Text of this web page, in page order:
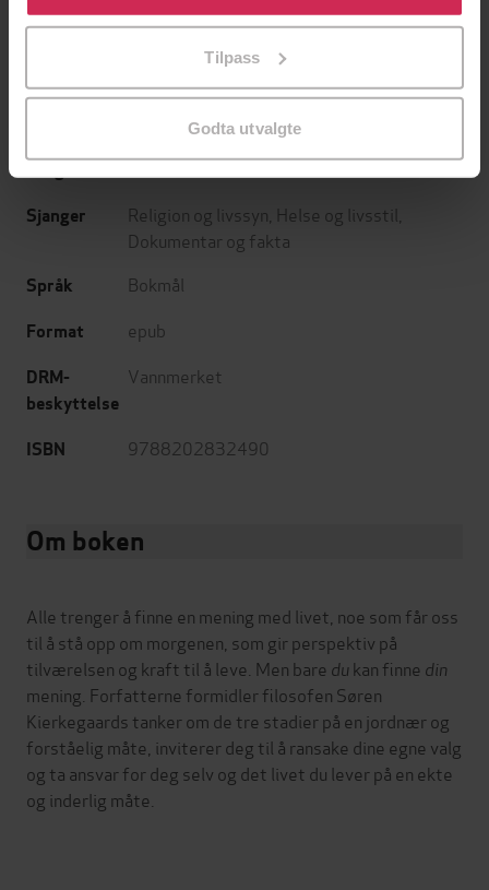
tilpasse ditt samtykke til spesifikke formål ved å klikke
Tilpass
Godta utvalgte
(oversetter)
14.02.2024
186sider
Sjanger Religion og livssyn Helse og livsstil
Dokumentar og fakta
Språk Bokmål
Format epub
DRM-
beskyttelse
Vannmerket
ISBN 9788202832490
Om boken
Alle trenger å finne en mening med livet, noe som får oss
til å stå opp om morgenen, som gir perspektiv på
tilværelsen og kraft til å leve. Men bare dukan finne din
mening. Forfatterne formidler filosofen Søren
Kierkegaards tanker om de tre stadier på en jordnær og
forståelig måte, inviterer deg til å ransake dine egne valg
og ta ansvar for deg selv og det livet du lever på en ekte
og inderlig måte.